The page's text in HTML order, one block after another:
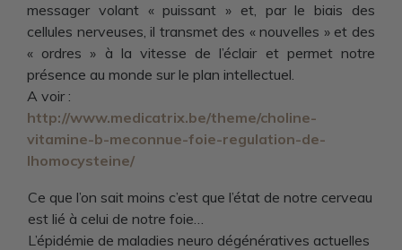
messager volant « puissant » et, par le biais des
cellules nerveuses, il transmet des « nouvelles » et des
« ordres » à la vitesse de l’éclair et permet notre
présence au monde sur le plan intellectuel.
A voir :
http://www.medicatrix.be/theme/choline-
vitamine-b-meconnue-foie-regulation-de-
lhomocysteine/
Ce que l’on sait moins c’est que l’état de notre cerveau
est lié à celui de notre foie…
L’épidémie de maladies neuro dégénératives actuelles